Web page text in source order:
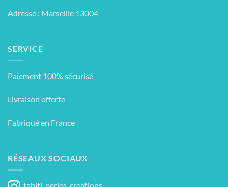
Adresse : Marseille 13004
SERVICE
Paiement 100% sécurisé
Livraison offerte
Fabriqué en France
RÉSEAUX SOCIAUX